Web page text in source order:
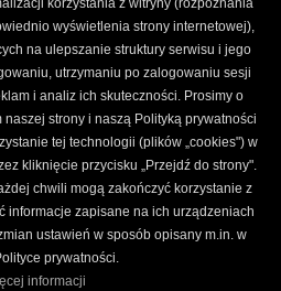
Karty Podarunkowej
CZARNE
Instagram Newsletter
zastrzeżone. Projekt:Fajne Chłopaki,logo
Kamil Targosz.
by
korzystania z witryny (rozpoznania
wyświetlenia strony internetowej),
na ulepszanie struktury serwisu i jego
utrzymaniu po zalogowaniu sesji
i analiz ich skuteczności. Prosimy o
strony i naszą Polityką prywatności
tej technologii (plików „cookies") w
kliknięcie przycisku „Przejdź do strony".
chwili mogą zakończyć korzystanie z
informacje zapisane na ich urządzeniach
ustawień w sposób opisany m.in. w
prywatności.
informacji